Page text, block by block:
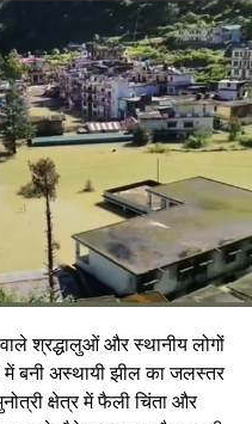
श्रद्धालुओं और स्थानीय लोगों
में बनी अस्थायी झील का जलस्तर
क्षेत्र में फैली चिंता और